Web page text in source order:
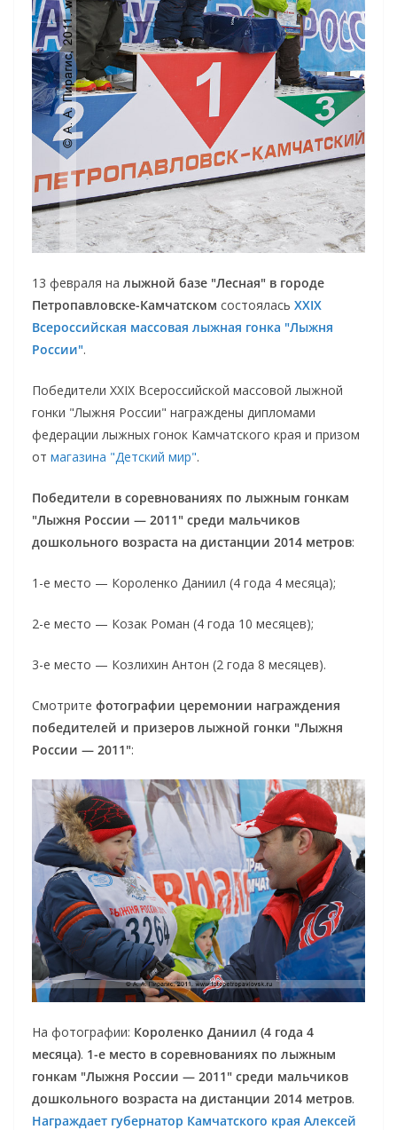
13 февраля на лыжной базе "Лесная" в городе
Петропавловске-Камчатском состоялась XXIX
Всероссийская массовая лыжная гонка "Лыжня
России".
Победители XXIX Всероссийской массовой лыжной
гонки "Лыжня России" награждены дипломами
федерации лыжных гонок Камчатского края и призом
от магазина "Детский мир".
Победители в соревнованиях по лыжным гонкам
"Лыжня России — 2011" среди мальчиков
дошкольного возраста на дистанции 2014 метров:
1-е место — Короленко Даниил (4 года 4 месяца);
2-е место — Козак Роман (4 года 10 месяцев);
3-е место — Козлихин Антон (2 года 8 месяцев).
Смотрите фотографии церемонии награждения
победителей и призеров лыжной гонки "Лыжня
России — 2011":
На фотографии: Короленко Даниил (4 года 4
месяца). 1-е место в соревнованиях по лыжным
гонкам "Лыжня России — 2011" среди мальчиков
дошкольного возраста на дистанции 2014 метров.
Награждает губернатор Камчатского края Алексей